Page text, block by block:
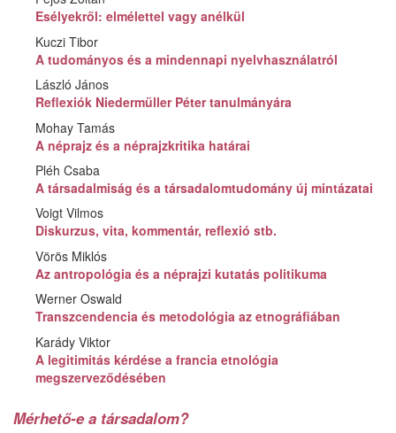
Esélyekről: elmélettel vagy anélkül
Kuczi Tibor
A tudományos és a mindennapi nyelvhasználatról
László János
Reflexiók Niedermüller Péter tanulmányára
Mohay Tamás
A néprajz és a néprajzkritika határai
Pléh Csaba
A társadalmiság és a társadalomtudomány új mintázatai
Voigt Vilmos
Diskurzus, vita, kommentár, reflexió stb.
Vörös Miklós
Az antropológia és a néprajzi kutatás politikuma
Werner Oswald
Transzcendencia és metodológia az etnográfiában
Karády Viktor
A legitimitás kérdése a francia etnológia
megszerveződésében
Mérhető-e a társadalom?